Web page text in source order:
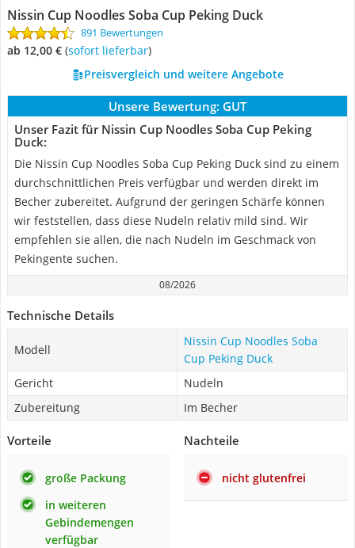
Nissin Cup Noodles Soba Cup Peking Duck
891 Bewertungen
ab 12,00 € ( Sofort lieferbar)
Preisvergleich und weitere Angebote
Unsere Bewertung: GUT
Unser Fazit für Nissin Cup Noodles Soba Cup Peking
Duck:
Die Nissin Cup Noodles Soba Cup Peking Duck sind zu einem
durchschnittlichen Preis verfügbar und werden direkt im
Becher zubereitet. Aufgrund der geringen Schärfe können
wir feststellen, dass diese Nudeln relativ mild sind. Wir
empfehlen sie allen, die nach Nudeln im Geschmack von
Pekingente suchen.
08/2026
Technische Details
Modell
Nissin Cup Noodles Soba
Cup Peking Duck
Gericht
Nudeln
Zubereitung
Im Becher
Vorteile
große Packung
in weiteren
Gebindemengen
verfügbar
Nachteile
nicht glutenfrei